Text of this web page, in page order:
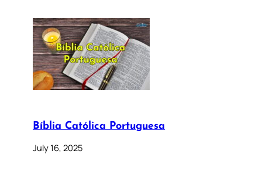
Bíblia Católica Portuguesa
July 16, 2025